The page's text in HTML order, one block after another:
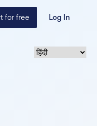
for free Log In